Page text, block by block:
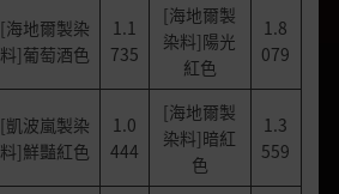
[海地爾製染
料]葡萄酒色
1.1
735
[海地爾製
染料]陽光
紅色
1.8
079
[凱波嵐製染
料]鮮豔紅色
1.0
444
[海地爾製
染料]暗紅
色
1.3
559